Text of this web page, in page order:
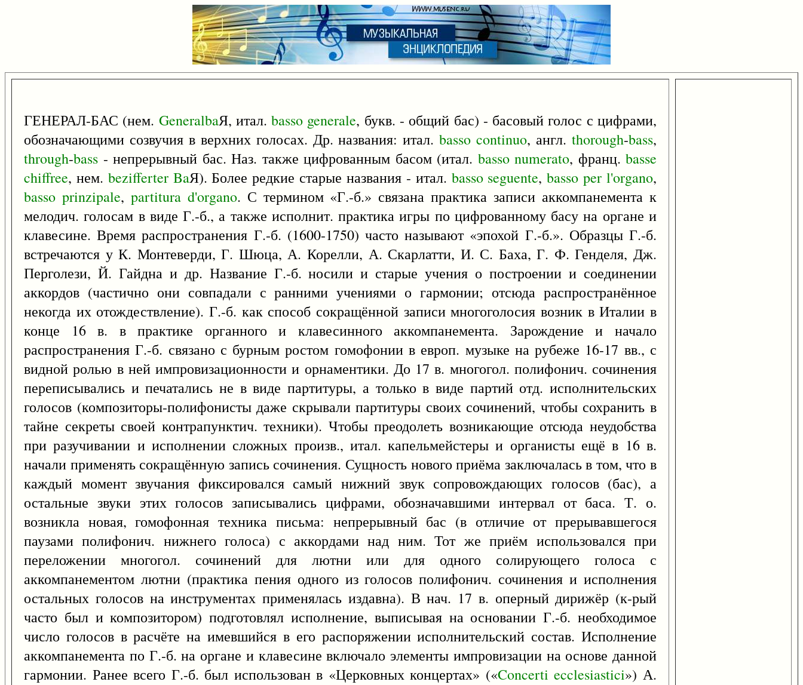
ГЕНЕРАЛ-БАС (нем. GeneralbaЯ, итал.basso generale, букв. - общий бас) - басовый голос с цифрами,
обозначающими созвучия в верхних голосах. Др. названия: итал.basso continuo, англ.thorough-bass,
through-bass - непрерывный бас. Наз. также цифрованным басом (итал. basso numerato, франц. basse
chiffree, нем. bezifferter BaЯ). Более редкие старые названия - итал. basso seguente,basso per l'organo,
basso prinzipale, partitura d'organo. С термином «Г.-б.» связана практика записи аккомпанемента к
мелодич. голосам в виде Г.-б., а также исполнит. практика игры по цифрованному басу на органе и
клавесине. Время распространения Г.-б. (1600-1750) часто называют «эпохой Г.-б.». Образцы Г.-б.
встречаются у К. Монтеверди, Г. Шюца, А. Корелли, А. Скарлатти, И. С. Баха, Г. Ф. Генделя, Дж.
Перголези, Й. Гайдна и др. Название Г.-б. носили и старые учения о построении и соединении
аккордов (частично они совпадали с ранними учениями о гармонии; отсюда распространённое
некогда их отождествление). Г.-б. как способ сокращённой записи многоголосия возник в Италии в
конце 16 в. в практике органного и клавесинного аккомпанемента. Зарождение и начало
распространения Г.-б. связано с бурным ростом гомофонии в европ. музыке на рубеже 16-17 вв., с
видной ролью в ней импровизационности и орнаментики. До 17 в. многогол. полифонич. сочинения
переписывались и печатались не в виде партитуры, а только в виде партий отд. исполнительских
голосов (композиторы-полифонисты даже скрывали партитуры своих сочинений, чтобы сохранить в
тайне секреты своей контрапунктич. техники). Чтобы преодолеть возникающие отсюда неудобства
при разучивании и исполнении сложных произв., итал. капельмейстеры и органисты ещё в 16 в.
начали применять сокращённую запись сочинения. Сущность нового приёма заключалась в том, что в
каждый момент звучания фиксировался самый нижний звук сопровождающих голосов (бас), а
остальные звуки этих голосов записывались цифрами, обозначавшими интервал от баса. Т. о.
возникла новая, гомофонная техника письма: непрерывный бас (в отличие от прерывавшегося
паузами полифонич. нижнего голоса) с аккордами над ним. Тот же приём использовался при
переложении многогол. сочинений для лютни или для одного солирующего голоса с
аккомпанементом лютни (практика пения одного из голосов полифонич. сочинения и исполнения
остальных голосов на инструментах применялась издавна). В нач. 17 в. оперный дирижёр (к-рый
часто был и композитором) подготовлял исполнение, выписывая на основании Г.-б. необходимое
число голосов в расчёте на имевшийся в его распоряжении исполнительский состав. Исполнение
аккомпанемента по Г.-б. на органе и клавесине включало элементы импровизации на основе данной
гармонии. Ранее всего Г.-б. был использован в «Церковных концертах» («Concerti ecclesiastici») А.